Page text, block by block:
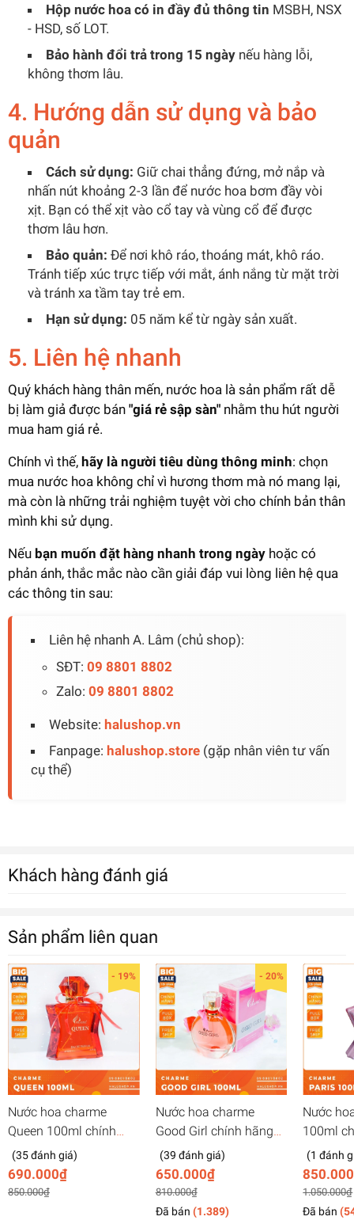
Hộp nước hoa có in đầy đủ thông tin MSBH, NSX
- HSD, số LOT.
Bảo hành đổi trả trong 15 ngày nếu hàng lỗi,
không thơm lâu.
4. Hướng dẫn sử dụng và bảo
quản
Cách sử dụng: Giữ chai thẳng đứng, mở nắp và
nhấn nút khoảng 2-3 lần để nước hoa bơm đầy vòi
xịt. Bạn có thể xịt vào cổ tay và vùng cổ để được
thơm lâu hơn.
Bảo quản: Để nơi khô ráo, thoáng mát, khô ráo.
Tránh tiếp xúc trực tiếp với mắt, ánh nắng từ mặt trời
và tránh xa tầm tay trẻ em.
Hạn sử dụng: 05 năm kể từ ngày sản xuất.
5. Liên hệ nhanh
Quý khách hàng thân mến, nước hoa là sản phẩm rất dễ
bị làm giả được bán "giá rẻ sập sàn" nhằm thu hút người
mua ham giá rẻ.
Chính vì thế, hãy là người tiêu dùng thông minh: chọn
mua nước hoa không chỉ vì hương thơm mà nó mang lại,
mà còn là những trải nghiệm tuyệt vời cho chính bản thân
mình khi sử dụng.
Nếu bạn muốn đặt hàng nhanh trong ngày hoặc có
phản ánh, thắc mắc nào cần giải đáp vui lòng liên hệ qua
các thông tin sau:
Liên hệ nhanh A. Lâm (chủ shop):
SĐT: 09 8801 8802
Zalo: 09 8801 8802
Website: halushop.vn
Fanpage: halushop.store (gặp nhân viên tư vấn
cụ thể)
Khách hàng đánh giá
Sản phẩm liên quan
- 19%
Nước hoa charme
Queen 100ml chính
hãng dành cho nữ, giá
tốt nhất 2026
(35 đánh giá)
690.000₫
850.000₫
- 20%
Nước hoa charme
Good Girl chính hãng
dành cho nữ, giá tốt
nhất 2026
(39 đánh giá)
650.000₫
810.000₫
Đã bán (1.389)
Nước
100ml
dành
nhất
(1 đánh
1.050.000₫
Đã bán